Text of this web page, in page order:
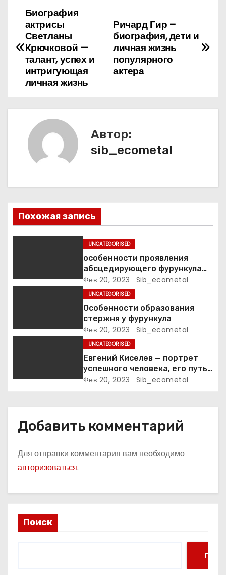
Н
а
я
п
о
с
м
Ричард Гир –
биография, дети и
личная жизнь
популярного
актера
Биография
актрисы
Светланы
Крючковой —
талант, успех и
интригующая
личная жизнь
Автор:
sib_ecometal
Похожая запись
UNCATEGORISED
особенности проявления
абсцедирующего фурункула
код по МКБ-10
Фев 20, 2023 Sib_ecometal
UNCATEGORISED
Особенности образования
стержня у фурункула
Фев 20, 2023 Sib_ecometal
UNCATEGORISED
Евгений Киселев — портрет
успешного человека, его путь
к славе и личное счастье
Фев 20, 2023 Sib_ecometal
Добавить комментарий
Для отправки комментария вам необходимо
авторизоваться.
Поиск
Поиск